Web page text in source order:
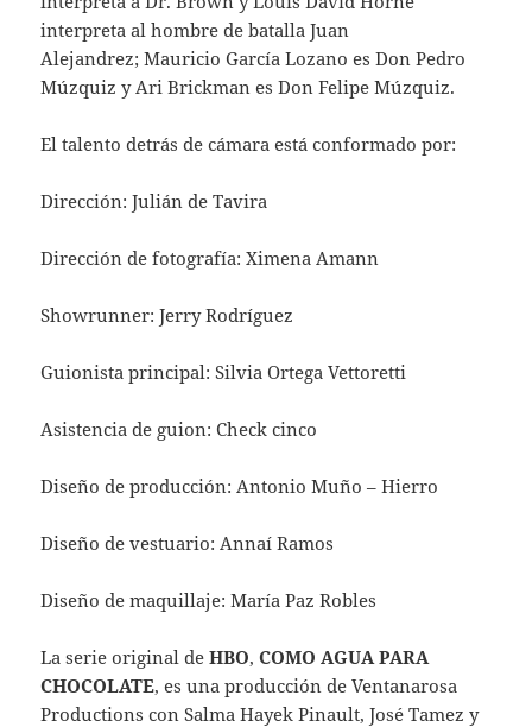
interpreta al hombre de batalla Juan
Alejandrez; Mauricio García Lozano es Don Pedro
Múzquiz y Ari Brickman es Don Felipe Múzquiz.
El talento detrás de cámara está conformado por:
Dirección: Julián de Tavira
Dirección de fotografía: Ximena Amann
Showrunner: Jerry Rodríguez
Guionista principal: Silvia Ortega Vettoretti
Asistencia de guion: Check cinco
Diseño de producción: Antonio Muño – Hierro
Diseño de vestuario: Annaí Ramos
Diseño de maquillaje: María Paz Robles
La serie original deHBO,COMO AGUA PARA
CHOCOLATE, es una producción de Ventanarosa
Productions con Salma Hayek Pinault, José Tamez y